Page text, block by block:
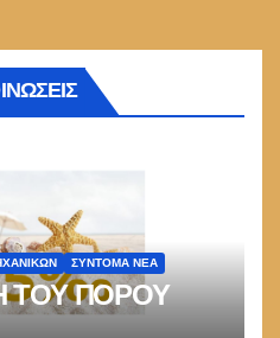
ΣΎΝΤΟΜΑ ΝΈΑ
ΤΟΥ ΠΟΡΟΥ